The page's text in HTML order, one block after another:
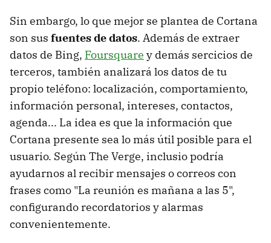
Sin embargo, lo que mejor se plantea de Cortana
son sus fuentes de datos. Además de extraer
datos de Bing, Foursquare y demás sercicios de
terceros, también analizará los datos de tu
propio teléfono: localización, comportamiento,
información personal, intereses, contactos,
agenda... La idea es que la información que
Cortana presente sea lo más útil posible para el
usuario. Según The Verge, inclusio podría
ayudarnos al recibir mensajes o correos con
frases como "La reunión es mañana a las 5",
configurando recordatorios y alarmas
convenientemente.